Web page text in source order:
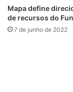
Mapa define
de recursos do
7 de junho de 2022